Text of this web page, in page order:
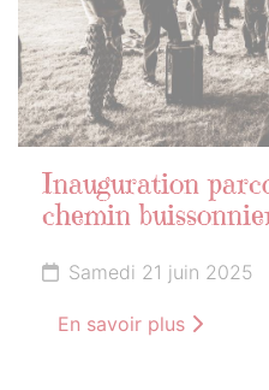
Inauguration
chemin
Samedi 21 juin 2025
En savoir plus